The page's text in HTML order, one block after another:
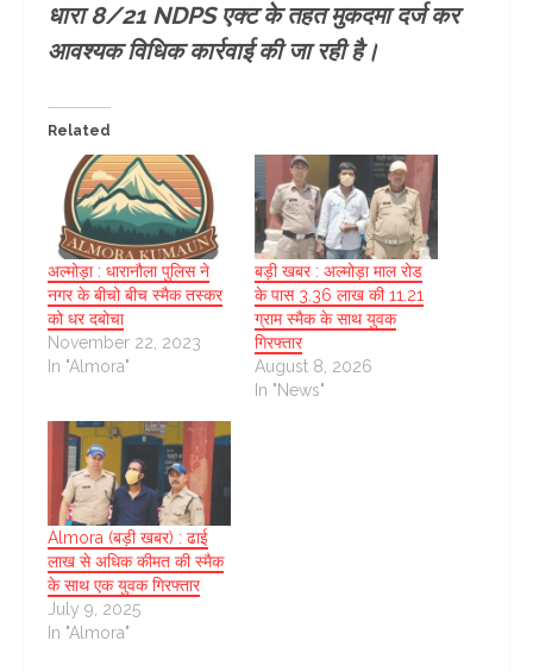
धारा 8/21 NDPS एक्ट के तहत मुकदमा दर्ज कर
आवश्यक विधिक कार्रवाई की जा रही है।
Related
अल्मोड़ा : धारानौला पुलिस ने
नगर के बीचो बीच स्मैक तस्कर
को धर दबोचा
November 22, 2023
In "Almora"
बड़ी खबर : अल्मोड़ा माल रोड
के पास 3.36 लाख की 11.21
ग्राम स्मैक के साथ युवक
गिरफ्तार
August 8, 2026
In "News"
Almora (बड़ी खबर) : ढाई
लाख से अधिक कीमत की स्मैक
के साथ एक युवक गिरफ्तार
July 9, 2025
In "Almora"